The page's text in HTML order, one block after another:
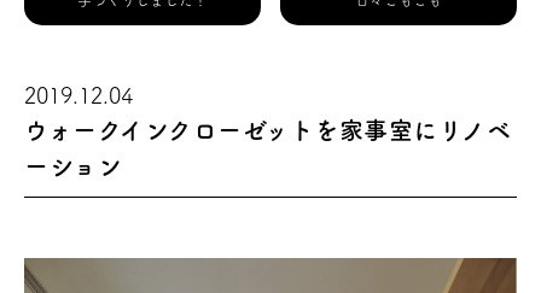
2019.12.04
ウォークインクローゼットを家事室にリノベ
ーション